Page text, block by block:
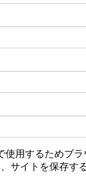
使用するためブ
サイトを保存する